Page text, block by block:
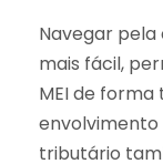
Navegar
mais fácil,
MEI de forma
tributário